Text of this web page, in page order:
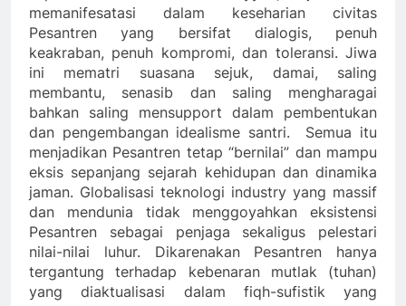
memanifesatasi dalam keseharian civitas
Pesantren yang bersifat dialogis, penuh
keakraban, penuh kompromi, dan toleransi. Jiwa
ini mematri suasana sejuk, damai, saling
membantu, senasib dan saling mengharagai
bahkan saling mensupport dalam pembentukan
dan pengembangan idealisme santri. Semua itu
menjadikan Pesantren tetap “bernilai” dan mampu
eksis sepanjang sejarah kehidupan dan dinamika
jaman. Globalisasi teknologi industry yang massif
dan mendunia tidak menggoyahkan eksistensi
Pesantren sebagai penjaga sekaligus pelestari
nilai-nilai luhur. Dikarenakan Pesantren hanya
tergantung terhadap kebenaran mutlak (tuhan)
yang diaktualisasi dalam fiqh-sufistik yang